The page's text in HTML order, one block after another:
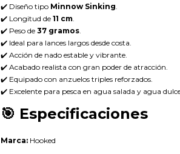
✔️ Diseño tipo Minnow Sinking
✔️ Longitud de 11 cm
✔️ Peso de 37 gramos
✔️ Ideal para lances largos desde costa.
✔️ Acción de nado estable y vibrante.
✔️ Acabado realista con gran poder de atracción.
✔️ Equipado con anzuelos triples reforzados.
✔️ Excelente para pesca en agua salada y agua
🎯 Especificaciones
Marca: Hooked